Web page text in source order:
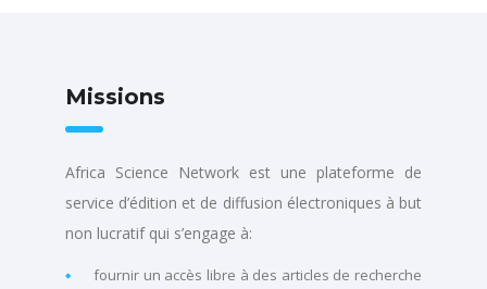
Missions
Africa Science Network est une plateforme de
service d’édition et de diffusion électroniques à but
non lucratif qui s’engage à:
fournir un accès libre à des articles de recherche